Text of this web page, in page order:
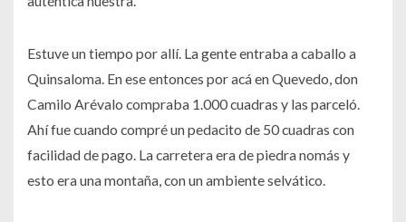
Estuve un tiempo por allí. La gente entraba a caballo a
Quinsaloma. En ese entonces por acá en Quevedo, don
Camilo Arévalo compraba 1.000 cuadras y las parceló.
Ahí fue cuando compré un pedacito de 50 cuadras con
facilidad de pago. La carretera era de piedra nomás y
esto era una montaña, con un ambiente selvático.